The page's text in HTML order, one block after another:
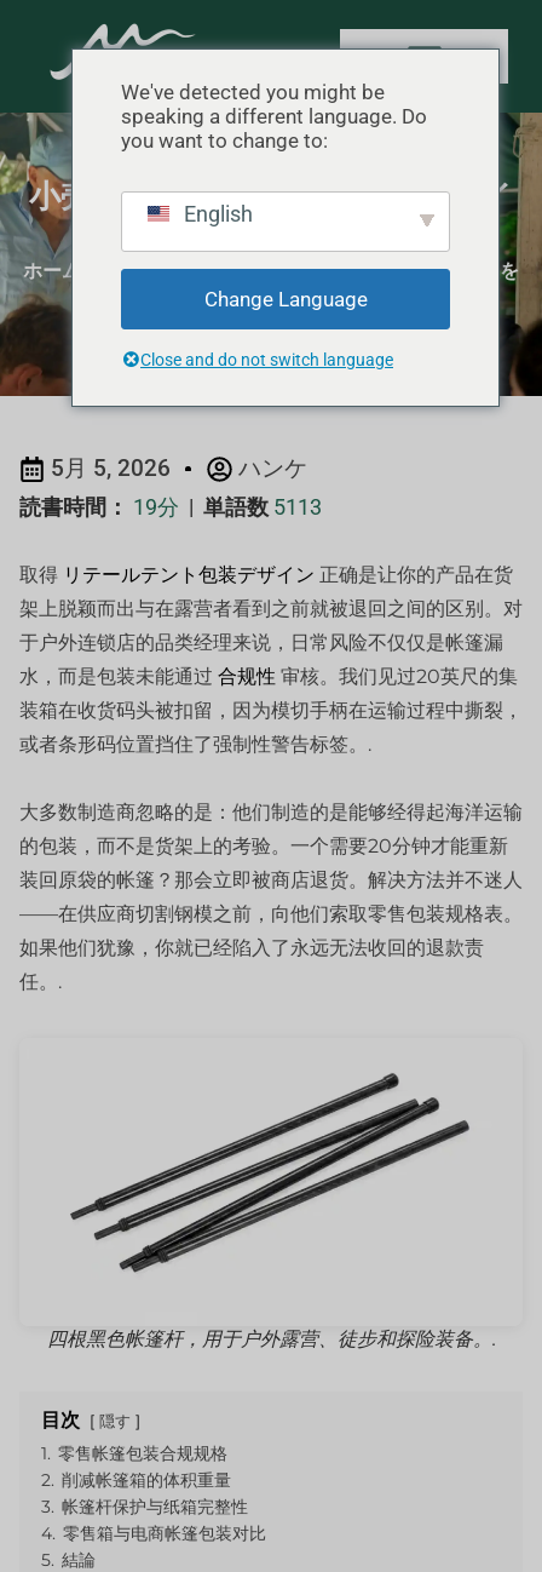
小売に適したテント包装をデザイ
ンする方法
ホーム パッケージデザイン"小売に適したテント包装を
デザインする方法
5月 5, 2026 ハンケ
読書時間： 19分 | 単語数 5113
取得 リテールテント包装デザイン 正确是让你的产品在货
架上脱颖而出与在露营者看到之前就被退回之间的区别。对
于户外连锁店的品类经理来说，日常风险不仅仅是帐篷漏
水，而是包装未能通过 合规性 审核。我们见过20英尺的集
装箱在收货码头被扣留，因为模切手柄在运输过程中撕裂，
或者条形码位置挡住了强制性警告标签。.
大多数制造商忽略的是：他们制造的是能够经得起海洋运输
的包装，而不是货架上的考验。一个需要20分钟才能重新
装回原袋的帐篷？那会立即被商店退货。解决方法并不迷人
——在供应商切割钢模之前，向他们索取零售包装规格表。
如果他们犹豫，你就已经陷入了永远无法收回的退款责
任。.
四根黑色帐篷杆，用于户外露营、徒步和探险装备。.
目次 隠す
1. 零售帐篷包装合规规格
2. 削减帐篷箱的体积重量
3. 帐篷杆保护与纸箱完整性
4. 零售箱与电商帐篷包装对比
5. 結論
We've detected you might be
speaking a different language. Do
you want to change to:
English
Change Language
Close and do not switch language